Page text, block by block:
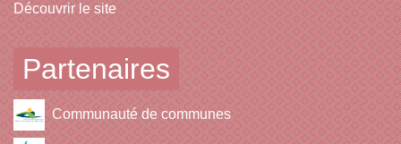
Découvrir le site
Partenaires
Communauté de communes